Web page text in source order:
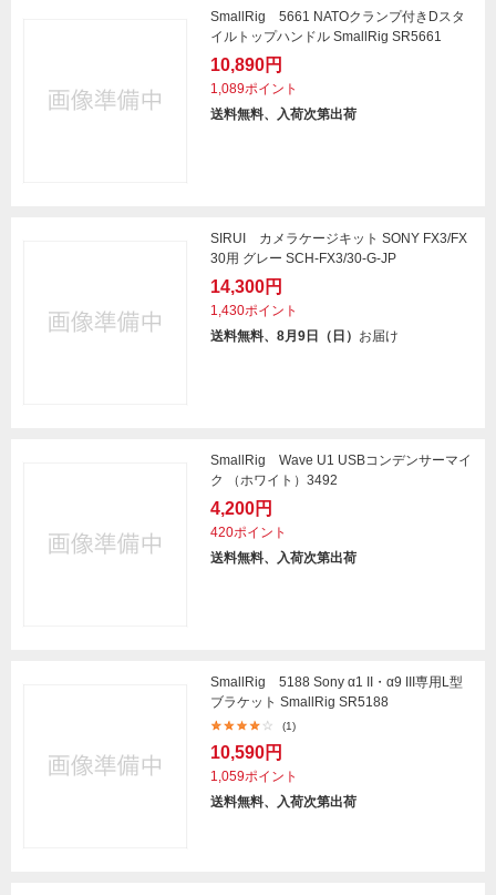
SmallRig 5661 NATOクランプ付きDスタ
イルトップハンドル SmallRig SR5661
10,890円
1,089ポイント
送料無料、入荷次第出荷
SIRUI カメラケージキット SONY FX3/FX
30用 グレー SCH-FX3/30-G-JP
14,300円
1,430ポイント
送料無料、8月9日（日） お届け
SmallRig Wave U1 USBコンデンサーマイ
ク （ホワイト）3492
4,200円
420ポイント
送料無料、入荷次第出荷
SmallRig 5188 Sony α1 II・α9 III専用L型
ブラケット SmallRig SR5188
(1)
10,590円
1,059ポイント
送料無料、入荷次第出荷